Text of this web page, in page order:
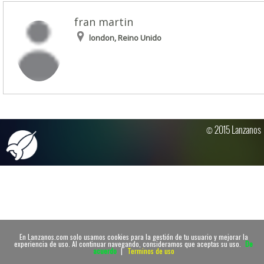
En Lanzanos.com solo usamos cookies para la gestión de tu usuario y mejorar la
experiencia de uso. Al continuar navegando, consideramos que aceptas su uso. De
acuerdo | Terminos de uso
fran martin
london, Reino Unido
© 2015 Lanzanos